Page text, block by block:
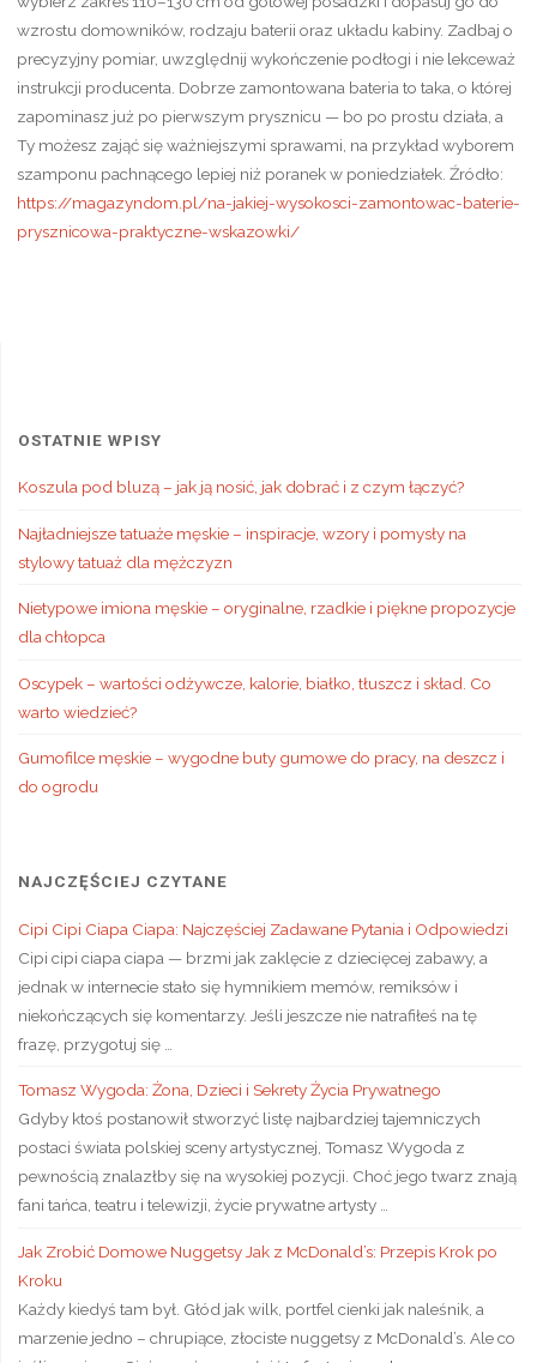
wzrostu domowników, rodzaju baterii oraz układu kabiny. Zadbaj o
precyzyjny pomiar, uwzględnij wykończenie podłogi i nie lekceważ
instrukcji producenta. Dobrze zamontowana bateria to taka, o której
zapominasz już po pierwszym prysznicu — bo po prostu działa, a
Ty możesz zająć się ważniejszymi sprawami, na przykład wyborem
szamponu pachnącego lepiej niż poranek w poniedziałek. Źródło:
https://magazyndom.pl/na-jakiej-wysokosci-zamontowac-baterie-
prysznicowa-praktyczne-wskazowki/
OSTATNIE WPISY
Koszula pod bluzą – jak ją nosić, jak dobrać i z czym łączyć?
Najładniejsze tatuaże męskie – inspiracje, wzory i pomysły na
stylowy tatuaż dla mężczyzn
Nietypowe imiona męskie – oryginalne, rzadkie i piękne propozycje
dla chłopca
Oscypek – wartości odżywcze, kalorie, białko, tłuszcz i skład. Co
warto wiedzieć?
Gumofilce męskie – wygodne buty gumowe do pracy, na deszcz i
do ogrodu
NAJCZĘŚCIEJ CZYTANE
Cipi Cipi Ciapa Ciapa: Najczęściej Zadawane Pytania i Odpowiedzi
Cipi cipi ciapa ciapa — brzmi jak zaklęcie z dziecięcej zabawy, a
jednak w internecie stało się hymnikiem memów, remiksów i
niekończących się komentarzy. Jeśli jeszcze nie natrafiłeś na tę
frazę, przygotuj się …
Tomasz Wygoda: Żona, Dzieci i Sekrety Życia Prywatnego
Gdyby ktoś postanowił stworzyć listę najbardziej tajemniczych
postaci świata polskiej sceny artystycznej, Tomasz Wygoda z
pewnością znalazłby się na wysokiej pozycji. Choć jego twarz znają
fani tańca, teatru i telewizji, życie prywatne artysty …
Jak Zrobić Domowe Nuggetsy Jak z McDonald’s: Przepis Krok po
Kroku
Każdy kiedyś tam był. Głód jak wilk, portfel cienki jak naleśnik, a
marzenie jedno – chrupiące, złociste nuggetsy z McDonald’s. Ale co